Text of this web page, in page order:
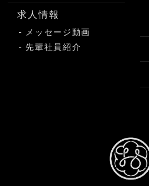
求人情報
メッセージ動画
先輩社員紹介